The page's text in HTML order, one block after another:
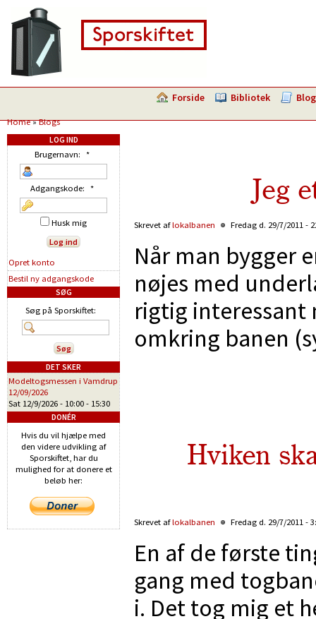
Forside Bibliotek Blog
Home»Blogs
Jeg
Skrevet aflokalbanen Fredag d. 29/7/2011 -
Når man bygger
nøjes med
rigtig interessant
omkring banen
Hviken
Skrevet aflokalbanen Fredag d. 29/7/2011 -
En af de første
gang med
i. Det tog mig et
LOG IND
Brugernavn: *
Adgangskode: *
Husk mig
Opret konto
Bestil ny adgangskode
SØG
Søg på Sporskiftet:
DET SKER
Modeltogsmessen i Vamdrup
12/09/2026
Sat 12/9/2026 - 10:00 - 15:30
DONÉR
Hvis du vil hjælpe med
den videre udvikling af
Sporskiftet, har du
mulighed for at donere et
beløb her: